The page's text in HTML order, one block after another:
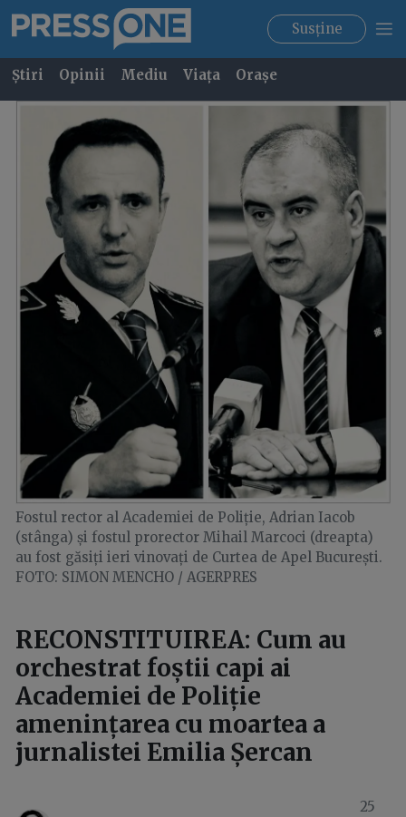
Susține
Știri Opinii Mediu Viața Orașe
Fostul rector al Academiei de Poliție, Adrian Iacob
(stânga) și fostul prorector Mihail Marcoci (dreapta)
au fost găsiți ieri vinovați de Curtea de Apel București.
FOTO: SIMON MENCHO / AGERPRES
RECONSTITUIREA: Cum au
orchestrat foștii capi ai
Academiei de Poliție
amenințarea cu moartea a
jurnalistei Emilia Șercan
25